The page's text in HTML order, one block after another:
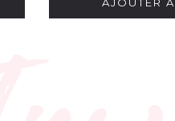
AJOUTER